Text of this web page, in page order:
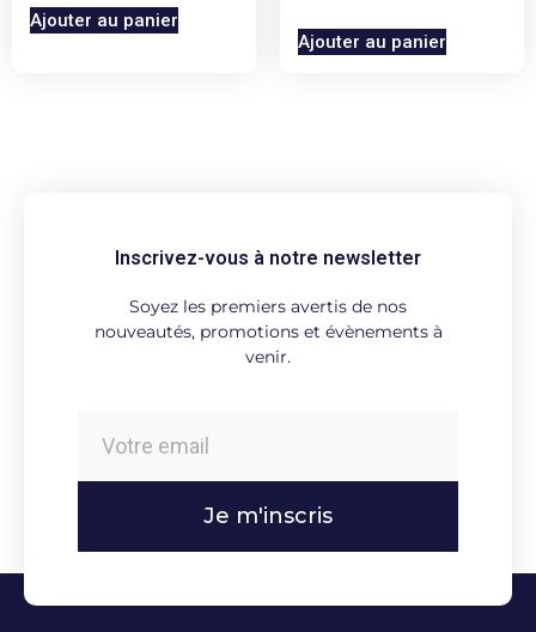
Ajouter au panier
Ajouter au panier
Inscrivez-vous à notre newsletter
Soyez les premiers avertis de nos
nouveautés, promotions et évènements à
venir.
Je m'inscris